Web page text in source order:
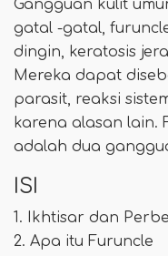
Gangguan kulit
gatal -gatal,
dingin, keratosis
Mereka dapat
parasit, reaksi
karena alasan lain.
adalah dua
ISI
1. Ikhtisar dan
2. Apa itu Furuncle